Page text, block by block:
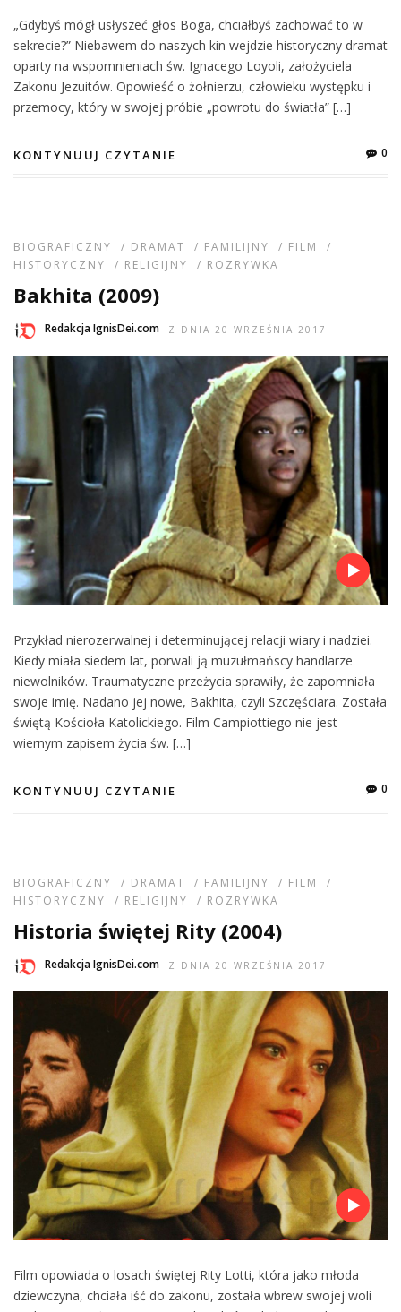
„Gdybyś mógł usłyszeć głos Boga, chciałbyś zachować to w
sekrecie?” Niebawem do naszych kin wejdzie historyczny dramat
oparty na wspomnieniach św. Ignacego Loyoli, założyciela
Zakonu Jezuitów. Opowieść o żołnierzu, człowieku występku i
przemocy, który w swojej próbie „powrotu do światła” […]
KONTYNUUJ CZYTANIE 0
BIOGRAFICZNY / DRAMAT / FAMILIJNY / FILM
/
HISTORYCZNY
/ RELIGIJNY / ROZRYWKA
Bakhita (2009)
Redakcja IgnisDei.com Z DNIA 20 WRZEŚNIA 2017
Przykład nierozerwalnej i determinującej relacji wiary i nadziei.
Kiedy miała siedem lat, porwali ją muzułmańscy handlarze
niewolników. Traumatyczne przeżycia sprawiły, że zapomniała
swoje imię. Nadano jej nowe, Bakhita, czyli Szczęściara. Została
świętą Kościoła Katolickiego. Film Campiottiego nie jest
wiernym zapisem życia św. […]
KONTYNUUJ CZYTANIE 0
BIOGRAFICZNY / DRAMAT / FAMILIJNY / FILM
/
HISTORYCZNY
/ RELIGIJNY / ROZRYWKA
Historia świętej Rity (2004)
Redakcja IgnisDei.com Z DNIA 20 WRZEŚNIA 2017
Film opowiada o losach świętej Rity Lotti, która jako młoda
dziewczyna, chciała iść do zakonu, została wbrew swojej woli